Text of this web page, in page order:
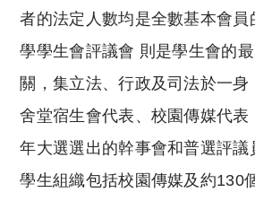
者的法定人數均是全數基本會員
學學生會評議會 則是學生會的
關，集立法、行政及司法於一身
舍堂宿生會代表、校園傳媒代表
年大選選出的幹事會和普選評議
學生組織包括校園傳媒及約130